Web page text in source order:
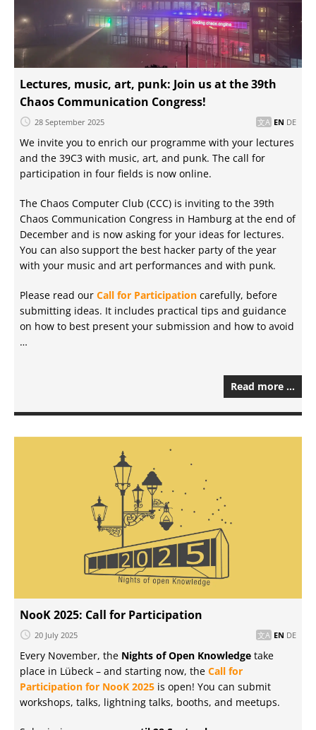
Lectures, music, art, punk: Join us at the 39th
Chaos Communication Congress!
28 September 2025 EN DE
We invite you to enrich our programme with your lectures
and the 39C3 with music, art, and punk. The call for
participation in four fields is now online.
The Chaos Computer Club (CCC) is inviting to the 39th
Chaos Communication Congress in Hamburg at the end of
December and is now asking for your ideas for lectures.
You can also support the best hacker party of the year
with your music and art performances and with punk.
Please read our Call for Participation carefully, before
submitting ideas. It includes practical tips and guidance
on how to best present your submission and how to avoid
…
Read more …
NooK 2025: Call for Participation
20 July 2025 EN DE
Every November, the Nights of Open Knowledge take
place in Lübeck – and starting now, the Call for
Participation for NooK 2025 is open! You can submit
workshops, talks, lightning talks, booths, and meetups.